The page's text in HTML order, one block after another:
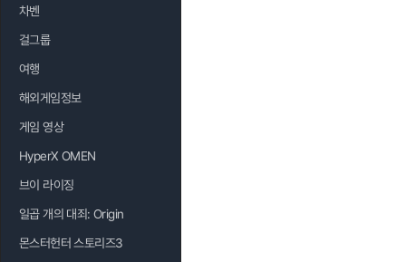
차벤
걸그룹
여행
해외게임정보
게임 영상
HyperX OMEN
브이 라이징
일곱 개의 대죄: Origin
몬스터헌터 스토리즈3